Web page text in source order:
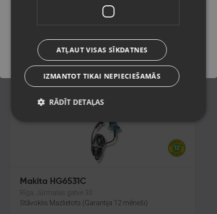
Stāvoklis Jauns (Garantija 24 mēneši)
10.00€
Makita HG6531C
Rīga, Jūrmalas gatve 30
Stāvoklis Mazlietots (Garantija 12 mēneši)
Saglabāt
ATĻAUT VISAS SĪKDATNES
IZMANTOT TIKAI NEPIECIEŠAMĀS
RĀDĪT DETAĻAS